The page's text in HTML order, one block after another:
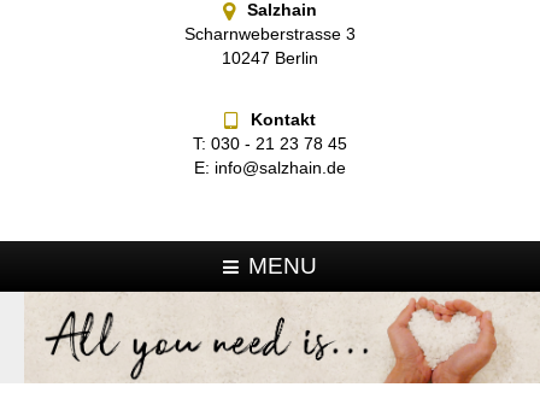
Salzhain
Scharnweberstrasse 3
10247 Berlin
Kontakt
T: 030 - 21 23 78 45
E: info@salzhain.de
MENU